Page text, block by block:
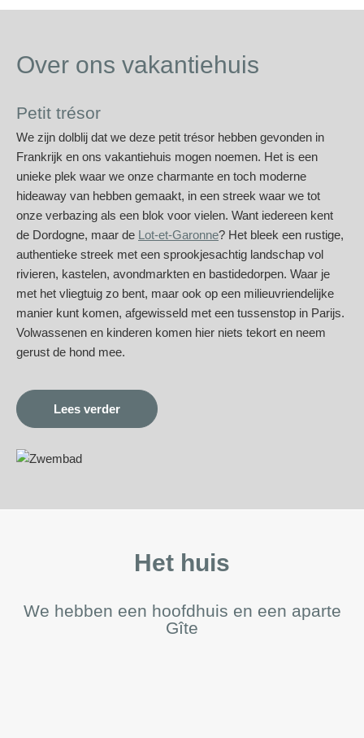
Over ons vakantiehuis
Petit trésor
We zijn dolblij dat we deze petit trésor hebben gevonden in
Frankrijk en ons vakantiehuis mogen noemen. Het is een
unieke plek waar we onze charmante en toch moderne
hideaway van hebben gemaakt, in een streek waar we tot
onze verbazing als een blok voor vielen. Want iedereen kent
de Dordogne, maar de Lot-et-Garonne? Het bleek een rustige,
authentieke streek met een sprookjesachtig landschap vol
rivieren, kastelen, avondmarkten en bastidedorpen. Waar je
met het vliegtuig zo bent, maar ook op een milieuvriendelijke
manier kunt komen, afgewisseld met een tussenstop in Parijs.
Volwassenen en kinderen komen hier niets tekort en neem
gerust de hond mee.
Lees verder
Het huis
We hebben een hoofdhuis en een aparte
Gîte